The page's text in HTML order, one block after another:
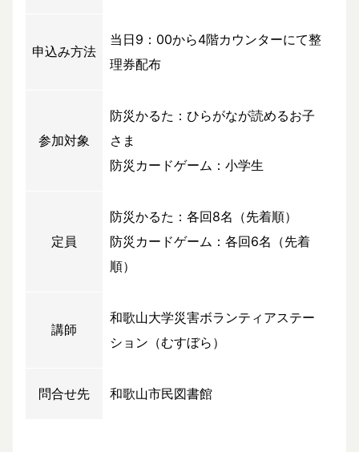
申込み方法
当日9：00から4階カウンターにて整
理券配布
参加対象
防災かるた：ひらがなが読めるお子
さま
防災カードゲーム：小学生
定員
防災かるた：各回8名（先着順）
防災カードゲーム：各回6名（先着
順）
講師
和歌山大学災害ボランティアステー
ション（むすぼら）
問合せ先 和歌山市民図書館